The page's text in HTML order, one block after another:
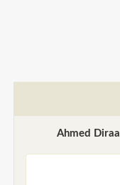
المنشد أحمد دراع ألبوم يا قاصد الديار يا نور على نور مولاي ضاقت بي الأرجاء عبد بالباب شتتوني في البوادي إلهي توبة قبل الممات Ahmed Diraa